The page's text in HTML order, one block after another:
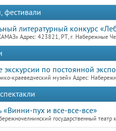
фестивали
литературный конкурс
Адрес: 423821, РТ, г. Набережные
экскурсии по постоянной
краеведческий музей» Адрес:
«Винни-пух и все-все-все»
государственный